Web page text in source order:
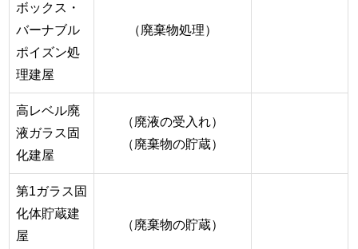
ボックス・
バーナブル
ポイズン処
理建屋
（廃棄物処理）
高レベル廃
液ガラス固
化建屋
（廃液の受入れ）
（廃棄物の貯蔵）
第1ガラス固
化体貯蔵建
屋
（廃棄物の貯蔵）